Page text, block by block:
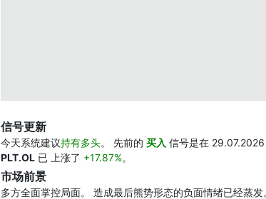
信号更新
今天系统建议持有多头。 先前的 买入 信号是在
PLT.OL 已 上涨了 +17.87%。
市场前景
多方全面掌控局面。 造成最后熊势形态的负面情绪已经蒸